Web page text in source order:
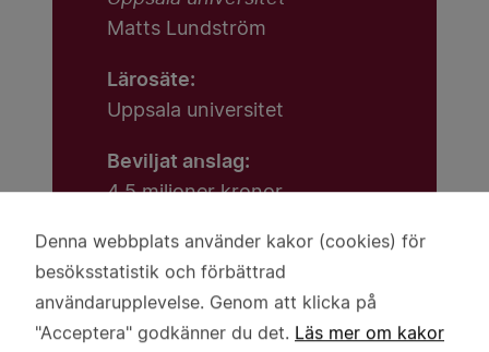
Matts Lundström
Lärosäte:
Uppsala universitet
Beviljat anslag:
4,5 miljoner kronor
Användning
av
personuppgifter
och
Denna webbplats använder kakor (cookies) för
besöksstatistik och förbättrad
användarupplevelse. Genom att klicka på
"Acceptera" godkänner du det. Läs mer om kakor